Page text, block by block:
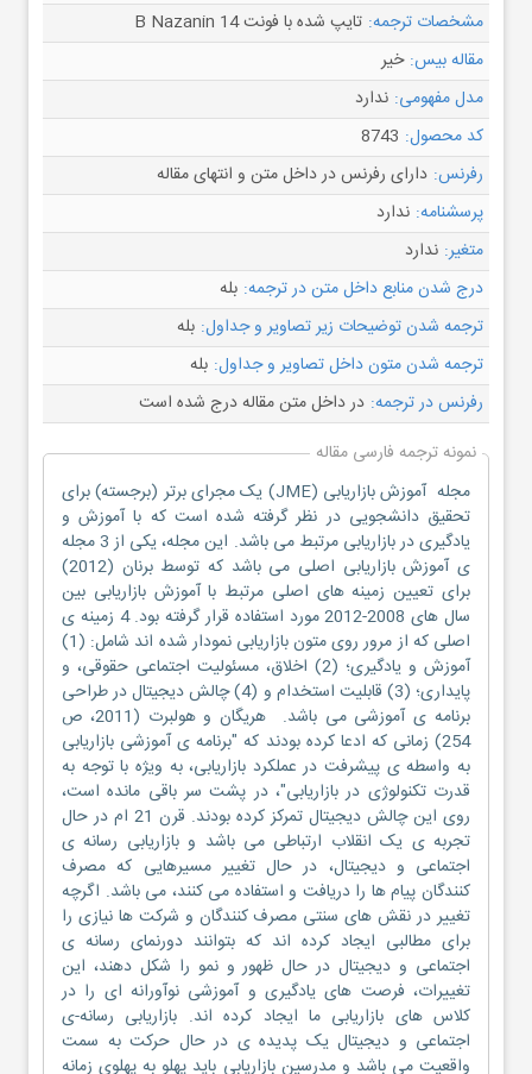
مشخصات ترجمه: تایپ شده با فونت B Nazanin 14
مقاله بیس: خیر
مدل مفهومی: ندارد
کد محصول: 8743
رفرنس: دارای رفرنس در داخل متن و انتهای مقاله
پرسشنامه: ندارد
متغیر: ندارد
درج شدن منابع داخل متن در ترجمه: بله
ترجمه شدن توضیحات زیر تصاویر و جداول: بله
ترجمه شدن متون داخل تصاویر و جداول: بله
رفرنس در ترجمه: در داخل متن مقاله درج شده است
نمونه ترجمه فارسی مقاله
مجله آموزش بازاریابی (JME) یک مجرای برتر (برجسته) برای
تحقیق دانشجویی در نظر گرفته شده است که با آموزش و
یادگیری در بازاریابی مرتبط می باشد. این مجله، یکی از 3 مجله
ی آموزش بازاریابی اصلی می باشد که توسط برنان (2012)
برای تعیین زمینه های اصلی مرتبط با آموزش بازاریابی بین
سال های 2008-2012 مورد استفاده قرار گرفته بود. 4 زمینه ی
اصلی که از مرور روی متون بازاریابی نمودار شده اند شامل: (1)
آموزش و یادگیری؛ (2) اخلاق، مسئولیت اجتماعی حقوقی، و
پایداری؛ (3) قابلیت استخدام و (4) چالش دیجیتال در طراحی
برنامه ی آموزشی می باشد. هریگان و هولبرت (2011، ص
254) زمانی که ادعا کرده بودند که "برنامه ی آموزشی بازاریابی
به واسطه ی پیشرفت در عملکرد بازاریابی، به ویژه با توجه به
قدرت تکنولوژی در بازاریابی"، در پشت سر باقی مانده است،
روی این چالش دیجیتال تمرکز کرده بودند. قرن 21 ام در حال
تجربه ی یک انقلاب ارتباطی می باشد و بازاریابی رسانه ی
اجتماعی و دیجیتال، در حال تغییر مسیرهایی که مصرف
کنندگان پیام ها را دریافت و استفاده می کنند، می باشد. اگرچه
تغییر در نقش های سنتی مصرف کنندگان و شرکت ها نیازی را
برای مطالبی ایجاد کرده اند که بتوانند دورنمای رسانه ی
اجتماعی و دیجیتال در حال ظهور و نمو را شکل دهند، این
تغییرات، فرصت های یادگیری و آموزشی نوآورانه ای را در
کلاس های بازاریابی ما ایجاد کرده اند. بازاریابی رسانه-ی
اجتماعی و دیجیتال یک پدیده ی در حال حرکت به سمت
واقعیت می باشد و مدرسین بازاریابی باید پهلو به پهلوی زمانه